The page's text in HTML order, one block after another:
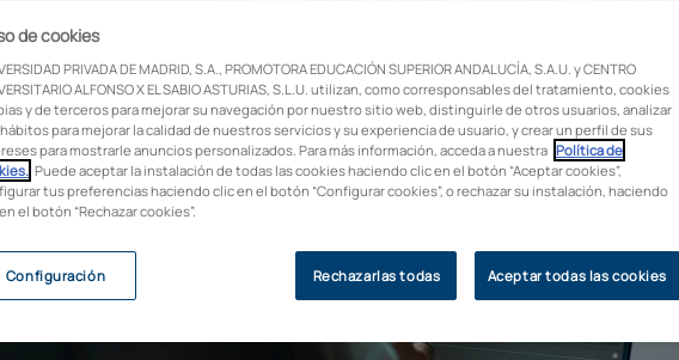
de cookies
PRIVADA DE MADRID, S.A., PROMOTORA EDUCACIÓN SUPERIOR ANDALUCÍA, S.A.U. y CENTRO
ALFONSO X EL SABIO ASTURIAS, S.L.U. utilizan, como corresponsables del tratamiento, cookies
y de terceros para mejorar su navegación por nuestro sitio web, distinguirle de otros usuarios, analizar
para mejorar la calidad de nuestros servicios y su experiencia de usuario, y crear un perfil de sus
para mostrarle anuncios personalizados. Para más información, acceda a nuestra Política de
. Puede aceptar la instalación de todas las cookies haciendo clic en el botón “Aceptar cookies”,
tus preferencias haciendo clic en el botón “Configurar cookies”, o rechazar su instalación, haciendo
el botón “Rechazar cookies”.
Rechazarlas todas Aceptar todas las cookies
Configuración